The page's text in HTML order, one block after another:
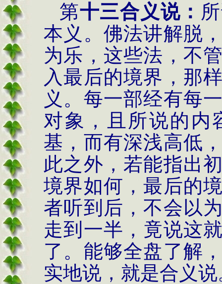
第十三合义说：
本义。佛法讲解脱
为乐，这些法，不
入最后的境界，那
义。每一部经有每
对象，且所说的内
基，而有深浅高低
此之外，若能指出
境界如何，最后的
者听到后，不会以
走到一半，竟说这
了。能够全盘了解
实地说，就是合义说